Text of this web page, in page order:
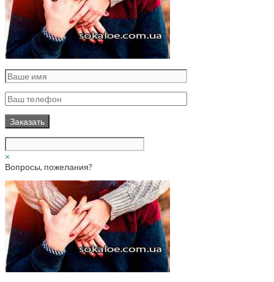
×
Вопросы, пожелания?